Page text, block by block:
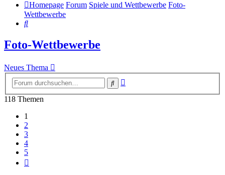
Homepage Forum Spiele und Wettbewerbe Foto-
Wettbewerbe
Suche
Foto-Wettbewerbe
Neues Thema
Suche
118 Themen
1
2
3
4
5